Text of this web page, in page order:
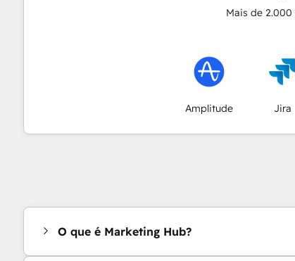
Mais de 2.000
Amplitude Jira
O que é Marketing Hub?